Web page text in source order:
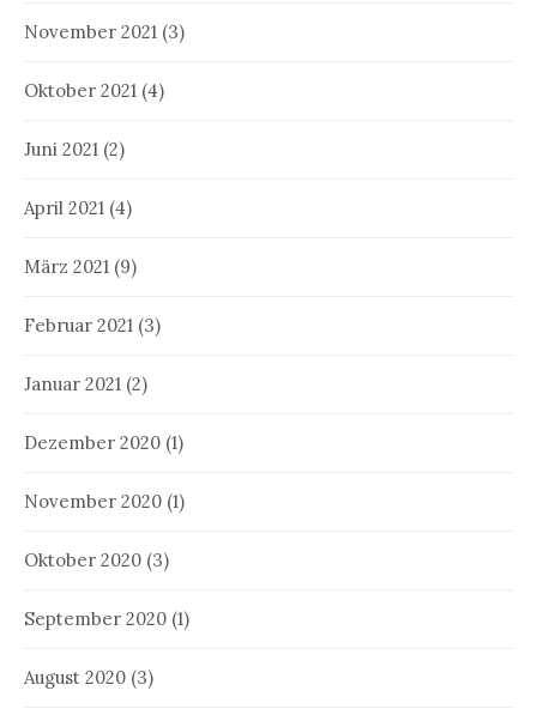
November 2021 (3)
Oktober 2021 (4)
Juni 2021 (2)
April 2021 (4)
März 2021 (9)
Februar 2021 (3)
Januar 2021 (2)
Dezember 2020 (1)
November 2020 (1)
Oktober 2020 (3)
September 2020 (1)
August 2020 (3)